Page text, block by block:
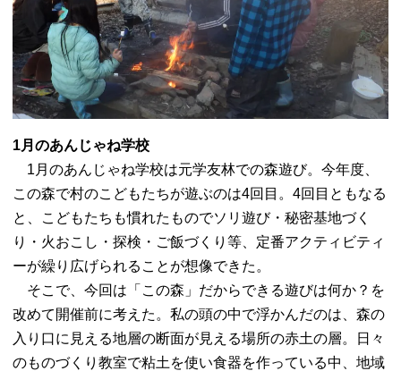
1月のあんじゃね学校
1月のあんじゃね学校は元学友林での森遊び。今年度、
この森で村のこどもたちが遊ぶのは4回目。4回目ともなる
と、こどもたちも慣れたものでソリ遊び・秘密基地づく
り・火おこし・探検・ご飯づくり等、定番アクティビティ
ーが繰り広げられることが想像できた。
そこで、今回は「この森」だからできる遊びは何か？を
改めて開催前に考えた。私の頭の中で浮かんだのは、森の
入り口に見える地層の断面が見える場所の赤土の層。日々
のものづくり教室で粘土を使い食器を作っている中、地域